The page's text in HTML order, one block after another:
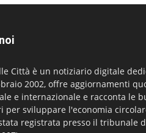
Città è un notiziario digitale
2002, offre aggiornamenti
e internazionale e racconta le
per sviluppare l'economia
registrata presso il tribunale